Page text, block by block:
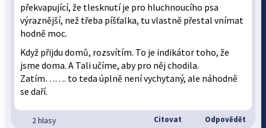
překvapující, že tlesknutí je pro hluchnoucího psa
výraznější, než třeba píšťalka, tu vlastně přestal vnímat
hodně moc.
Když přijdu domů, rozsvítím. To je indikátor toho, že
jsme doma. A Tali učíme, aby pro něj chodila.
Zatím……. to teda úplně není vychytaný, ale náhodně
se daří.
2 hlasy Citovat Odpovědět